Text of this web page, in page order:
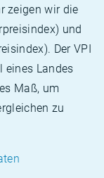
zeigen wir die
und
Der VPI
Landes
Maß, um
zu